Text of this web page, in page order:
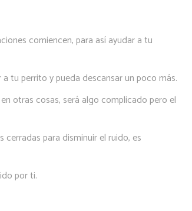
comiencen, para así ayudar a tu
tu perrito y pueda descansar un poco más.
otras cosas, será algo complicado pero el
para disminuir el ruido, es
por ti.